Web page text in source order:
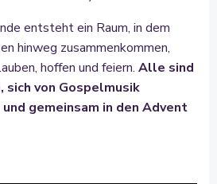
entsteht ein Raum, in dem
hinweg zusammenkommen,
hoffen und feiern. Alle sind
sich von Gospelmusik
gemeinsam in den Advent